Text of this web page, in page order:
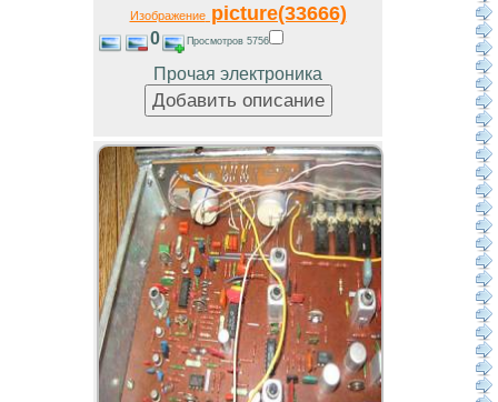
Изображениеpicture(33666)
0 Просмотров 5756
Прочая электроника